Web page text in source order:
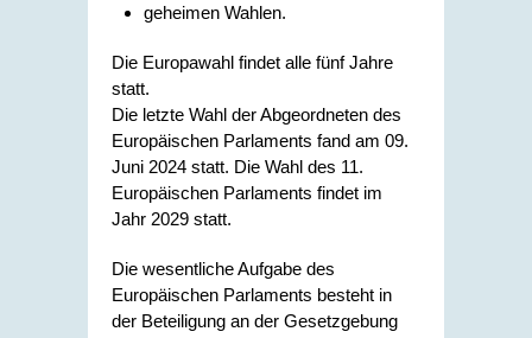
geheimen Wahlen.
Die Europawahl findet alle fünf Jahre
statt.
Die letzte Wahl der Abgeordneten des
Europäischen Parlaments fand am 09.
Juni 2024 statt. Die Wahl des 11.
Europäischen Parlaments findet im
Jahr 2029 statt.
Die wesentliche Aufgabe des
Europäischen Parlaments besteht in
der Beteiligung an der Gesetzgebung